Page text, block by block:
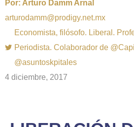
Por: Arturo Damm Arnal
arturodamm@prodigy.net.mx
Economista, filósofo. Liberal.
Periodista. Colaborador de
@asuntoskpitales
4 diciembre, 2017